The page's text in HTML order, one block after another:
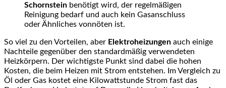
Schornstein benötigt wird, der regelmäßigen
Reinigung bedarf und auch kein Gasanschluss
oder Ähnliches vonnöten ist.
So viel zu den Vorteilen, aber Elektroheizungen auch einige
Nachteile gegenüber den standardmäßig verwendeten
Heizkörpern. Der wichtigste Punkt sind dabei die hohen
Kosten, die beim Heizen mit Strom entstehen. Im Vergleich zu
Öl oder Gas kostet eine Kilowattstunde Strom fast das